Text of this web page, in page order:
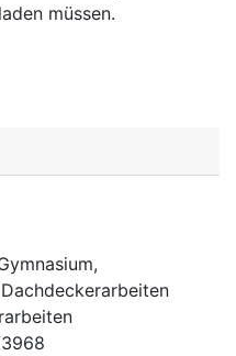
müssen.